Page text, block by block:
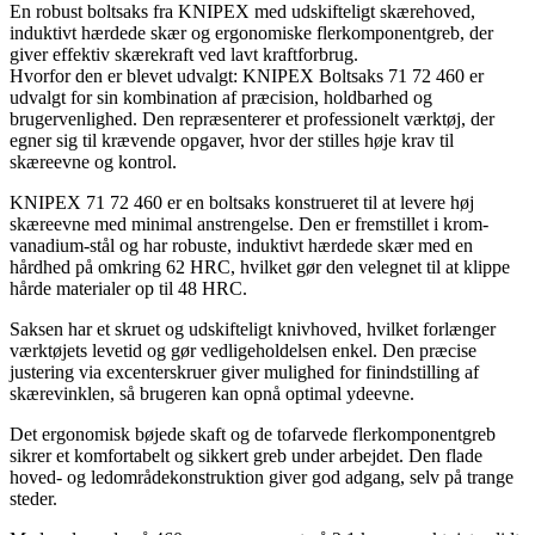
En robust boltsaks fra KNIPEX med udskifteligt skærehoved,
induktivt hærdede skær og ergonomiske flerkomponentgreb, der
giver effektiv skærekraft ved lavt kraftforbrug.
Hvorfor den er blevet udvalgt: KNIPEX Boltsaks 71 72 460 er
udvalgt for sin kombination af præcision, holdbarhed og
brugervenlighed. Den repræsenterer et professionelt værktøj, der
egner sig til krævende opgaver, hvor der stilles høje krav til
skæreevne og kontrol.
KNIPEX 71 72 460 er en boltsaks konstrueret til at levere høj
skæreevne med minimal anstrengelse. Den er fremstillet i krom-
vanadium-stål og har robuste, induktivt hærdede skær med en
hårdhed på omkring 62 HRC, hvilket gør den velegnet til at klippe
hårde materialer op til 48 HRC.
Saksen har et skruet og udskifteligt knivhoved, hvilket forlænger
værktøjets levetid og gør vedligeholdelsen enkel. Den præcise
justering via excenterskruer giver mulighed for finindstilling af
skærevinklen, så brugeren kan opnå optimal ydeevne.
Det ergonomisk bøjede skaft og de tofarvede flerkomponentgreb
sikrer et komfortabelt og sikkert greb under arbejdet. Den flade
hoved- og ledområdekonstruktion giver god adgang, selv på trange
steder.